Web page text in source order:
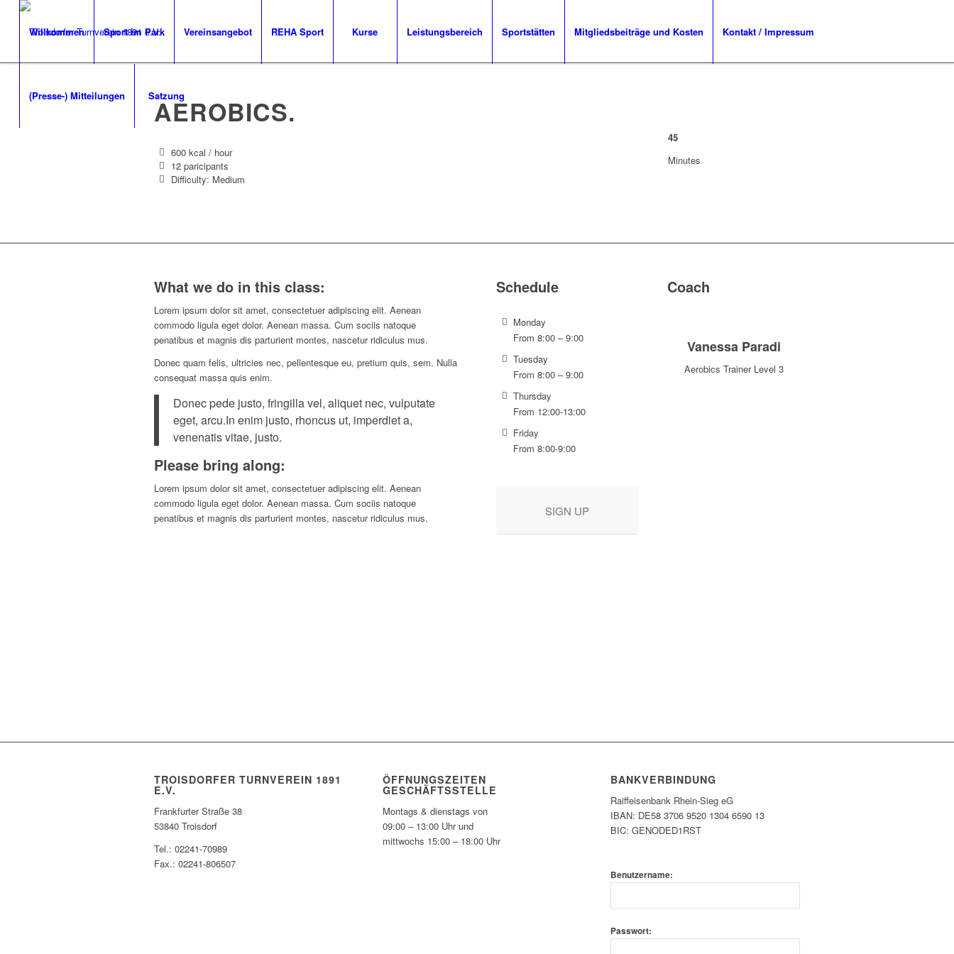
Willkommen Sport im Park Vereinsangebot REHA Sport Kurse Leistungsbereich Sportstätten Mitgliedsbeiträge und Kosten Kontakt / Impressum
(Presse-) Mitteilungen Satzung
AEROBICS.
600 kcal / hour
12 paricipants
Difficulty: Medium
45
Minutes
What we do in this class:
Lorem ipsum dolor sit amet, consectetuer adipiscing elit. Aenean
commodo ligula eget dolor. Aenean massa. Cum sociis natoque
penatibus et magnis dis parturient montes, nascetur ridiculus mus.
Donec quam felis, ultricies nec, pellentesque eu, pretium quis, sem. Nulla
consequat massa quis enim.
Donec pede justo, fringilla vel, aliquet nec, vulputate
eget, arcu.In enim justo, rhoncus ut, imperdiet a,
venenatis vitae, justo.
Please bring along:
Lorem ipsum dolor sit amet, consectetuer adipiscing elit. Aenean
commodo ligula eget dolor. Aenean massa. Cum sociis natoque
penatibus et magnis dis parturient montes, nascetur ridiculus mus.
Schedule
Monday
From 8:00 – 9:00
Tuesday
From 8:00 – 9:00
Thursday
From 12:00-13:00
Friday
From 8:00-9:00
SIGN UP
Coach
Vanessa Paradi
Aerobics Trainer Level 3
TROISDORFER TURNVEREIN 1891
E.V.
Frankfurter Straße 38
53840 Troisdorf
Tel.: 02241-70989
Fax.: 02241-806507
ÖFFNUNGSZEITEN
GESCHÄFTSSTELLE
Montags & dienstags von
09:00 – 13:00 Uhr und
mittwochs 15:00 – 18:00 Uhr
BANKVERBINDUNG
Raiffeisenbank Rhein-Sieg eG
IBAN: DE58 3706 9520 1304 6590 13
BIC: GENODED1RST
Benutzername:
Passwort: